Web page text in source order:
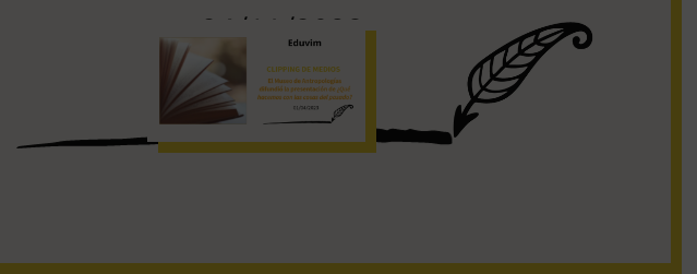
Antropologías
difundió la
presentación de
«¿Qué hacemos con
1 de abril de 2023